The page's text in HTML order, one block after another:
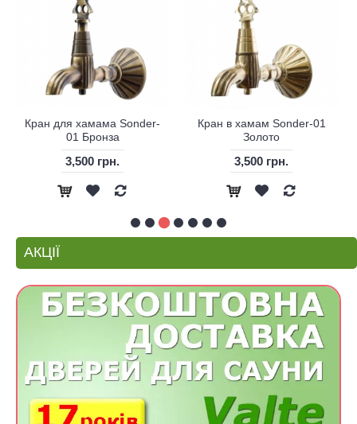
Кран для хамама Sonder-
01 Бронза
3,500 грн.
Кран в хамам Sonder-01
Золото
3,500 грн.
АКЦІЇ